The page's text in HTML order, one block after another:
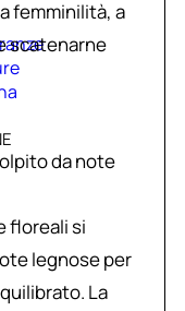
femminilità, a
scatenarne
da note
floreali si
legnose per
La